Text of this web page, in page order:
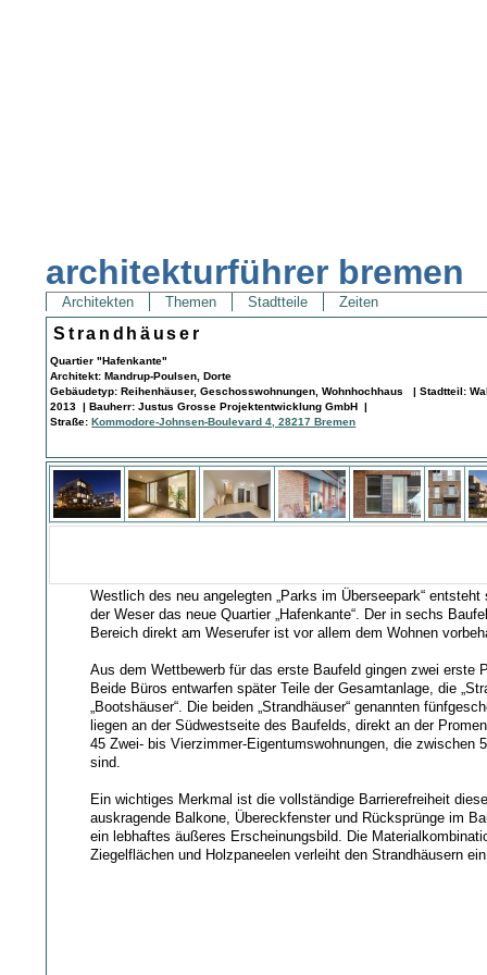
architekturführer bremen
Architekten Themen Stadtteile Zeiten
Strandhäuser
Quartier "Hafenkante"
Architekt: Mandrup-Poulsen, Dorte
Gebäudetyp: Reihenhäuser, Geschosswohnungen, Wohnhochhaus | Stadtteil:
2013 | Bauherr: Justus Grosse Projektentwicklung GmbH |
Straße:Kommodore-Johnsen-Boulevard 4, 28217 Bremen
Westlich des neu angelegten „Parks im Überseepark“
der Weser das neue Quartier „Hafenkante“. Der in sechs
Bereich direkt am Weserufer ist vor allem dem Wohnen
Aus dem Wettbewerb für das erste Baufeld gingen zwei erste
Beide Büros entwarfen später Teile der Gesamtanlage, die
„Bootshäuser“. Die beiden „Strandhäuser“ genannten
liegen an der Südwestseite des Baufelds, direkt an der
45 Zwei- bis Vierzimmer-Eigentumswohnungen, die zwischen
sind.
Ein wichtiges Merkmal ist die vollständige Barrierefreiheit
auskragende Balkone, Übereckfenster und Rücksprünge im
ein lebhaftes äußeres Erscheinungsbild. Die
Ziegelflächen und Holzpaneelen verleiht den Strandhäusern